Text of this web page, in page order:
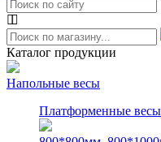
Каталог продукции
Напольные весы
Платформенные